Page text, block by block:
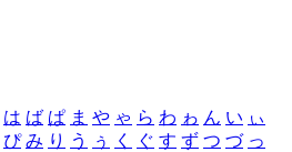
は ば ぱ ま や ゃ ら わ ゎ ん い ぃ
ぴ み り う ぅ く ぐ す ず つ づ っ